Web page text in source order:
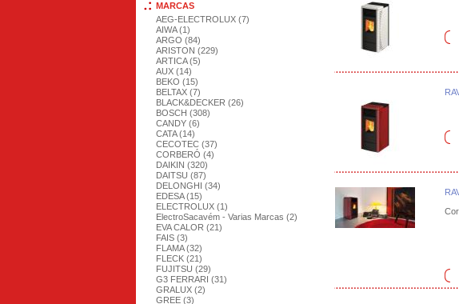
MARCAS
AEG-ELECTROLUX (7)
AIWA (1)
ARGO (84)
ARISTON (229)
ARTICA (5)
AUX (14)
BEKO (15)
BELTAX (7)
BLACK&DECKER (26)
BOSCH (308)
CANDY (6)
CATA (14)
CECOTEC (37)
CORBERÓ (4)
DAIKIN (320)
DAITSU (87)
DELONGHI (34)
EDESA (15)
ELECTROLUX (1)
ElectroSacavém - Varias Marcas (2)
EVA CALOR (21)
FAIS (3)
FLAMA (32)
FLECK (21)
FUJITSU (29)
G3 FERRARI (31)
GRALUX (2)
GREE (3)